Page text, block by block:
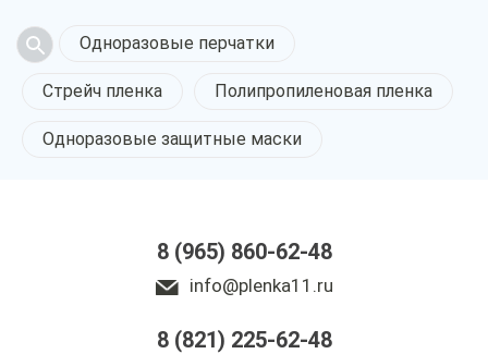
Одноразовые перчатки
Стрейч пленка Полипропиленовая пленка
Одноразовые защитные маски
8 (965) 860-62-48
info@plenka11.ru
8 (821) 225-62-48
защитные маски